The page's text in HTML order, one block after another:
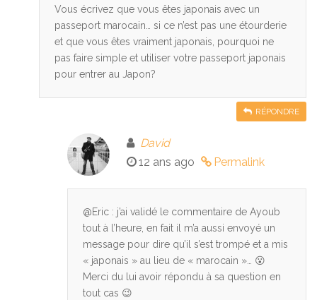
Vous écrivez que vous êtes japonais avec un
passeport marocain… si ce n’est pas une étourderie
et que vous êtes vraiment japonais, pourquoi ne
pas faire simple et utiliser votre passeport japonais
pour entrer au Japon?
RÉPONDRE
David
12 ans ago
Permalink
@Eric : j’ai validé le commentaire de Ayoub
tout à l’heure, en fait il m’a aussi envoyé un
message pour dire qu’il s’est trompé et a mis
« japonais » au lieu de « marocain »… 😮
Merci du lui avoir répondu à sa question en
tout cas 😉